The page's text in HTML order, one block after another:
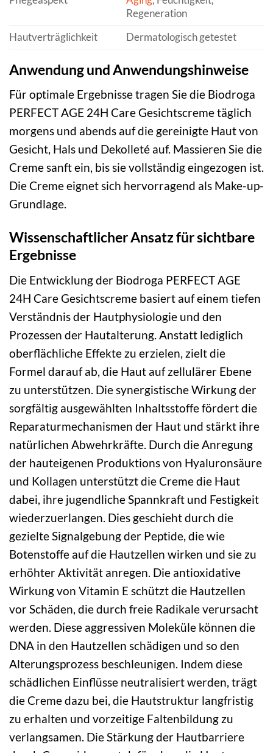
Regeneration
Hautverträglichkeit
Dermatologisch getestet
Anwendung und Anwendungshinweise
Für optimale Ergebnisse tragen Sie die Biodroga
PERFECT AGE 24H Care Gesichtscreme täglich
morgens und abends auf die gereinigte Haut von
Gesicht, Hals und Dekolleté auf. Massieren Sie die
Creme sanft ein, bis sie vollständig eingezogen ist.
Die Creme eignet sich hervorragend als Make-up-
Grundlage.
Wissenschaftlicher Ansatz für sichtbare
Ergebnisse
Die Entwicklung der Biodroga PERFECT AGE
24H Care Gesichtscreme basiert auf einem tiefen
Verständnis der Hautphysiologie und den
Prozessen der Hautalterung. Anstatt lediglich
oberflächliche Effekte zu erzielen, zielt die
Formel darauf ab, die Haut auf zellulärer Ebene
zu unterstützen. Die synergistische Wirkung der
sorgfältig ausgewählten Inhaltsstoffe fördert die
Reparaturmechanismen der Haut und stärkt ihre
natürlichen Abwehrkräfte. Durch die Anregung
der hauteigenen Produktions von Hyaluronsäure
und Kollagen unterstützt die Creme die Haut
dabei, ihre jugendliche Spannkraft und Festigkeit
wiederzuerlangen. Dies geschieht durch die
gezielte Signalgebung der Peptide, die wie
Botenstoffe auf die Hautzellen wirken und sie zu
erhöhter Aktivität anregen. Die antioxidative
Wirkung von Vitamin E schützt die Hautzellen
vor Schäden, die durch freie Radikale verursacht
werden. Diese aggressiven Moleküle können die
DNA in den Hautzellen schädigen und so den
Alterungsprozess beschleunigen. Indem diese
schädlichen Einflüsse neutralisiert werden, trägt
die Creme dazu bei, die Hautstruktur langfristig
zu erhalten und vorzeitige Faltenbildung zu
verlangsamen. Die Stärkung der Hautbarriere